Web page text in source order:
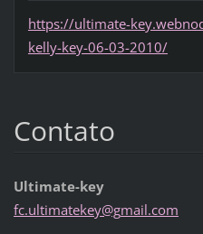
https://ultimate-
kelly-key-06-03-2010/
Contato
Ultimate-key
fc.ultimatekey@gmail.com